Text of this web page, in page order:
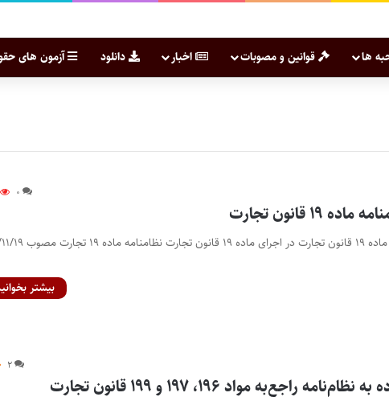
ها قوانین و مصوبات اخبار دانلود آزمون های
۰
۱۹ قانون تجارت
اصلاحیه نظامنامه ماده ۱۹ قانون تجارت در
بیشتر
۲
راجع‌به مواد ۱۹۶، ۱۹۷ و ۱۹۹ قانون تجارت